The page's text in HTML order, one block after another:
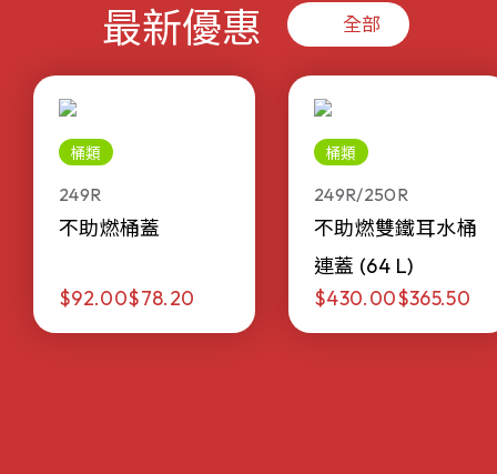
最新優惠 全部
桶類
249R
不助燃桶蓋
$92.00$78.20
桶類
249R/250R
不助燃雙鐵耳水桶
連蓋 (64 L)
$430.00$365.50